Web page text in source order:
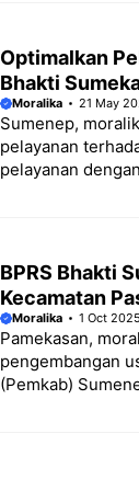
Optimalkan
Bhakti
Moralika 21 May
Sumenep,
pelayanan
pelayanan
BPRS Bhakti
Kecamatan
Moralika 1 Oct 2025
Pamekasan,
pengembangan
(Pemkab)